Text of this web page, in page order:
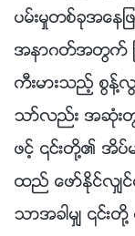
ပမ္းမႈတစ္ခုအေန
အနာဂတ္အတြက္ ႀကီ
ကီးမားသည့္ စြန႔္
သာ္လည္း အဆုံးတြ
ဖင့္ ၎တို႔၏ အိပ္
ထည္ ေဖာ္ႏိုင္လွ်င္
သာအခါမွ် ၎တို႔ မ